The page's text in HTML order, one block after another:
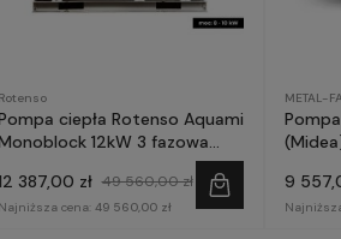
Rotenso
ciepła Rotenso Aquami
12kW 3 fazowa
387,00 zł 49 560,00 zł
Najniższa cena: 49 560,00 zł
METAL-
9